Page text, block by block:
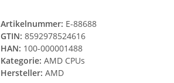
Artikelnummer: E-88688
GTIN: 8592978524616
HAN: 100-000001488
Kategorie: AMD CPUs
Hersteller: AMD